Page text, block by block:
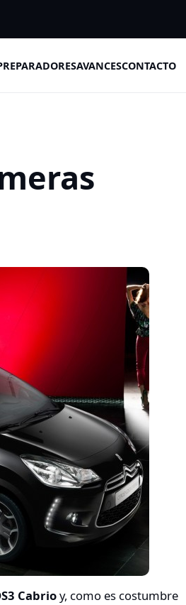
AVANCESCONTACTO
Cabrioy, como es costumbre